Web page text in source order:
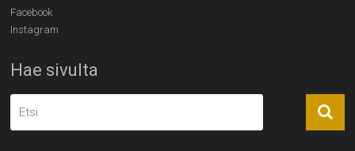
Facebook
Instagram
Hae sivulta